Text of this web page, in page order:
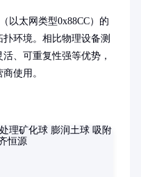
以太网类型0x88CC）的
环境。相比物理设备测
、可重复性强等优势，
使用。